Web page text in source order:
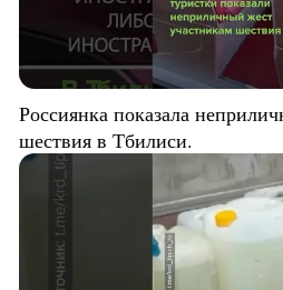
Россиянка показала
шествия в Тбилиси.